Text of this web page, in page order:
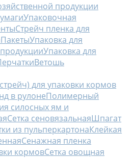
продукции
Упаковочная
Стрейч пленка для
ПакетыУпаковка для
Упаковка для
Ветошь
для упаковки кормов
в рулонеПолимерный
силосных ям и
Сетка сеновязальнаяШпагат
из пульперкартонаКлейкая
Сенажная пленка
кормовСетка овощная